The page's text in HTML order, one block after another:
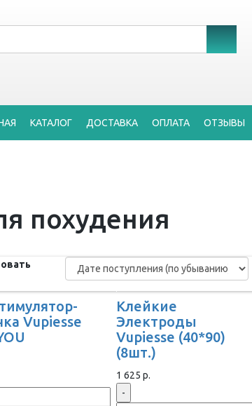
КАТАЛОГ ДОСТАВКА ОПЛАТА ОТЗЫВЫ
похудения
Vupiesse
Клейкие
Электроды
Vupiesse (40*90)
(8шт.)
1 625 р.
-